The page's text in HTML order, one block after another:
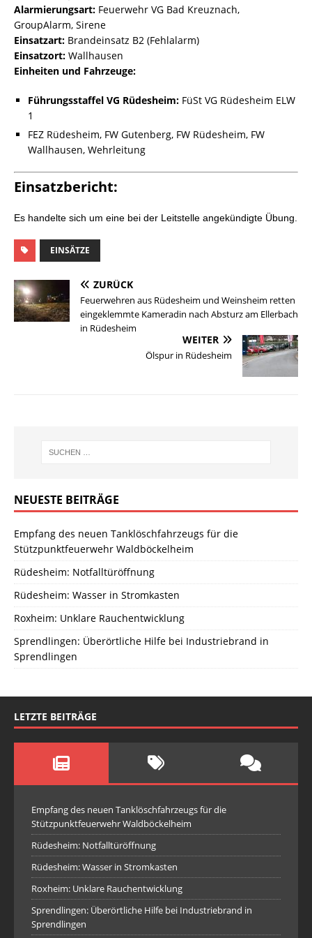
Alarmierungsart: Feuerwehr VG Bad Kreuznach,
GroupAlarm, Sirene
Einsatzart: Brandeinsatz B2 (Fehlalarm)
Einsatzort: Wallhausen
Einheiten und Fahrzeuge:
Führungsstaffel VG Rüdesheim: FüSt VG Rüdesheim ELW
1
FEZ Rüdesheim, FW Gutenberg, FW Rüdesheim, FW
Wallhausen, Wehrleitung
Einsatzbericht:
Es handelte sich um eine bei der Leitstelle angekündigte Übung.
EINSÄTZE
ZURÜCK
Feuerwehren aus Rüdesheim und Weinsheim retten
eingeklemmte Kameradin nach Absturz am Ellerbach
in Rüdesheim
WEITER
Ölspur in Rüdesheim
NEUESTE BEITRÄGE
Empfang des neuen Tanklöschfahrzeugs für die
Stützpunktfeuerwehr Waldböckelheim
Rüdesheim: Notfalltüröffnung
Rüdesheim: Wasser in Stromkasten
Roxheim: Unklare Rauchentwicklung
Sprendlingen: Überörtliche Hilfe bei Industriebrand in
Sprendlingen
LETZTE BEITRÄGE
Empfang des neuen Tanklöschfahrzeugs für die
Stützpunktfeuerwehr Waldböckelheim
Rüdesheim: Notfalltüröffnung
Rüdesheim: Wasser in Stromkasten
Roxheim: Unklare Rauchentwicklung
Sprendlingen: Überörtliche Hilfe bei Industriebrand in
Sprendlingen